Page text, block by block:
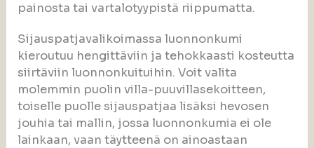
painosta tai vartalotyypistä riippumatta.
Sijauspatjavalikoimassa luonnonkumi
kieroutuu hengittäviin ja tehokkaasti kosteutta
siirtäviin luonnonkuituihin. Voit valita
molemmin puolin villa-puuvillasekoitteen,
toiselle puolle sijauspatjaa lisäksi hevosen
jouhia tai mallin, jossa luonnonkumia ei ole
lainkaan, vaan täytteenä on ainoastaan